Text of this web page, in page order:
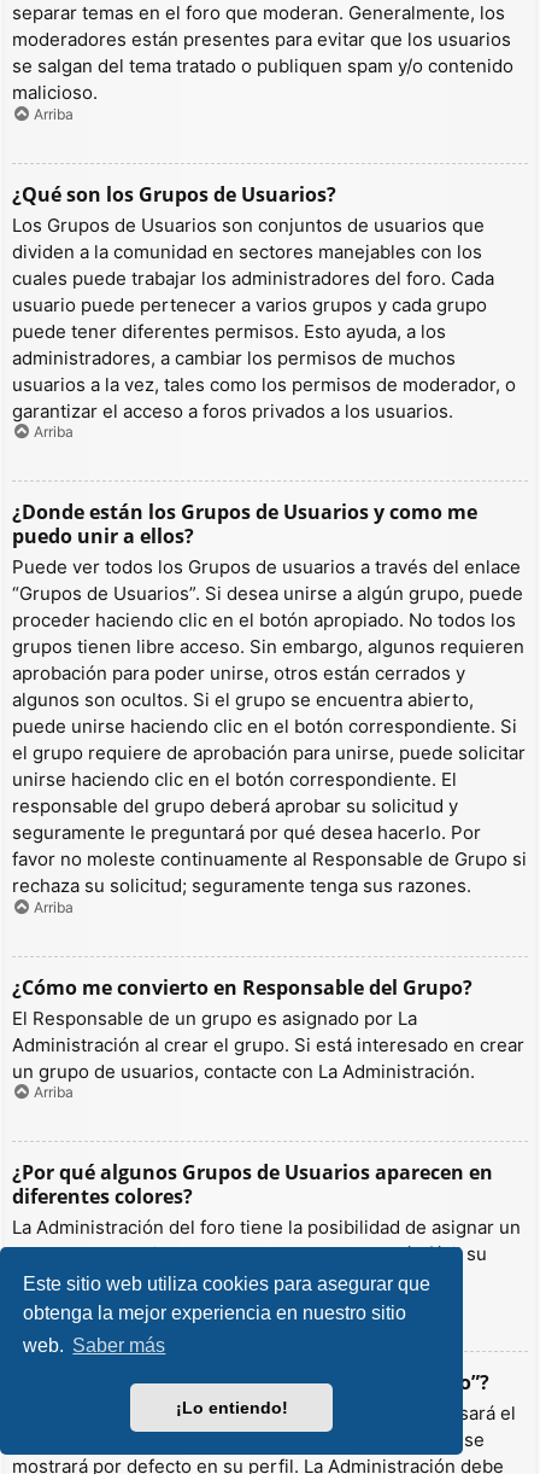
Este sitio web utiliza cookies para asegurar que
obtenga la mejor experiencia en nuestro sitio
web. Saber más
¡Lo entiendo!
separar temas en el foro que moderan. Generalmente, los
moderadores están presentes para evitar que los usuarios
se salgan del tema tratado o publiquen spam y/o contenido
malicioso.
Arriba
¿Qué son los Grupos de Usuarios?
Los Grupos de Usuarios son conjuntos de usuarios que
dividen a la comunidad en sectores manejables con los
cuales puede trabajar los administradores del foro. Cada
usuario puede pertenecer a varios grupos y cada grupo
puede tener diferentes permisos. Esto ayuda, a los
administradores, a cambiar los permisos de muchos
usuarios a la vez, tales como los permisos de moderador, o
garantizar el acceso a foros privados a los usuarios.
Arriba
¿Donde están los Grupos de Usuarios y como me
puedo unir a ellos?
Puede ver todos los Grupos de usuarios a través del enlace
“Grupos de Usuarios”. Si desea unirse a algún grupo, puede
proceder haciendo clic en el botón apropiado. No todos los
grupos tienen libre acceso. Sin embargo, algunos requieren
aprobación para poder unirse, otros están cerrados y
algunos son ocultos. Si el grupo se encuentra abierto,
puede unirse haciendo clic en el botón correspondiente. Si
el grupo requiere de aprobación para unirse, puede solicitar
unirse haciendo clic en el botón correspondiente. El
responsable del grupo deberá aprobar su solicitud y
seguramente le preguntará por qué desea hacerlo. Por
favor no moleste continuamente al Responsable de Grupo si
rechaza su solicitud; seguramente tenga sus razones.
Arriba
¿Cómo me convierto en Responsable del Grupo?
El Responsable de un grupo es asignado por La
Administración al crear el grupo. Si está interesado en crear
un grupo de usuarios, contacte con La Administración.
Arriba
¿Por qué algunos Grupos de Usuarios aparecen en
diferentes colores?
La Administración del foro tiene la posibilidad de asignar un
color a los usuarios de un grupo para hacer más fácil su
identificación.
Arriba
¿Qué es un “Grupo de Usuarios predeterminado”?
Si es miembro de más de un grupo por defecto, se usará el
“predeterminado” para determinar qué color y rango se
mostrará por defecto en su perfil. La Administración debe